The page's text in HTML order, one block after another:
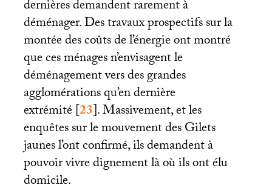
dernières demandent rarement à
déménager. Des travaux prospectifs sur la
montée des coûts de l’énergie ont montré
que ces ménages n’envisagent le
déménagement vers des grandes
agglomérations qu’en dernière
extrémité[23]. Massivement, et les
enquêtes sur le mouvement des Gilets
jaunes l’ont confirmé, ils demandent à
pouvoir vivre dignement là où ils ont élu
domicile.